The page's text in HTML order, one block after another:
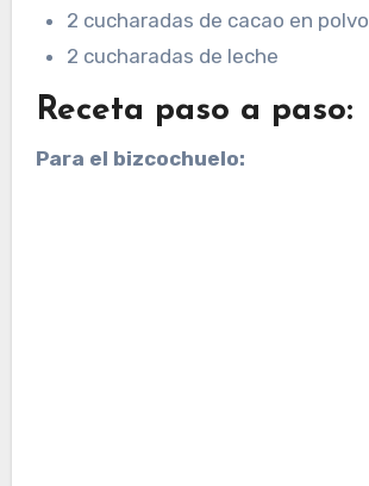
2 cucharadas de cacao en polvo
2 cucharadas de leche
Receta paso a paso:
Para el bizcochuelo: